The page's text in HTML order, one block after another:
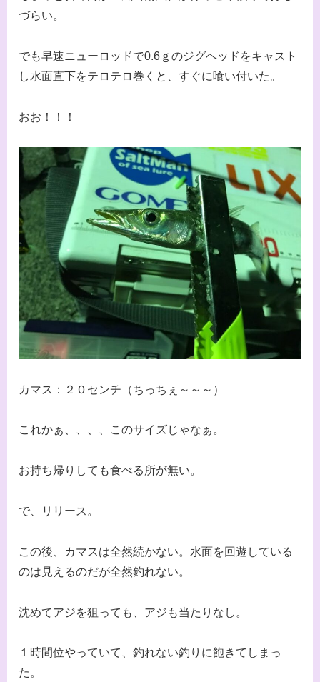
づらい。
でも早速ニューロッドで0.6ｇのジグヘッドをキャスト
し水面直下をテロテロ巻くと、すぐに喰い付いた。
おお！！！
カマス：２０センチ（ちっちぇ～～～）
これかぁ、、、、このサイズじゃなぁ。
お持ち帰りしても食べる所が無い。
で、リリース。
この後、カマスは全然続かない。水面を回遊している
のは見えるのだが全然釣れない。
沈めてアジを狙っても、アジも当たりなし。
１時間位やっていて、釣れない釣りに飽きてしまっ
た。